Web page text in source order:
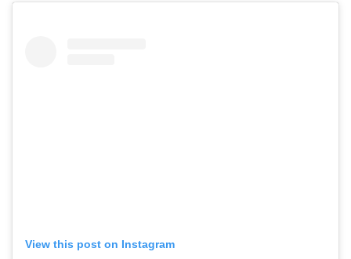
View this post on Instagram